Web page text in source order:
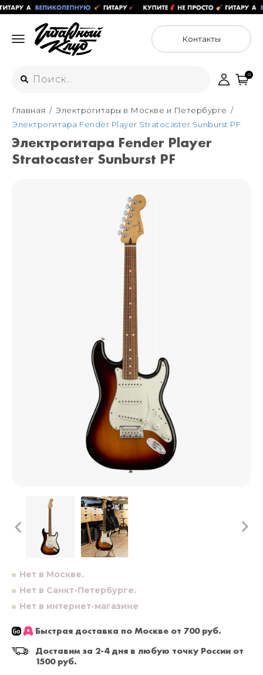
Контакты
Интернет-магазин
+7 (925) 125-54-44
Москва
+7 (925) 176-55-65
ул. Гороховая 49Б, "SENO"
+7 (925) 879-85-35
Санкт-Петербург
+7 (999) 213-51-93
0
Главная
Электрогитары в Москве и Петербурге
Электрогитара Fender Player Stratocaster Sunburst PF
Электрогитара Fender Player
Stratocaster Sunburst PF
Нет в Москве.
Нет в Санкт-Петербурге.
Нет в интернет-магазине
Быстрая доставка по Москве от 700 руб.
Доставим за 2-4 дня в любую точку России от
1500 руб.